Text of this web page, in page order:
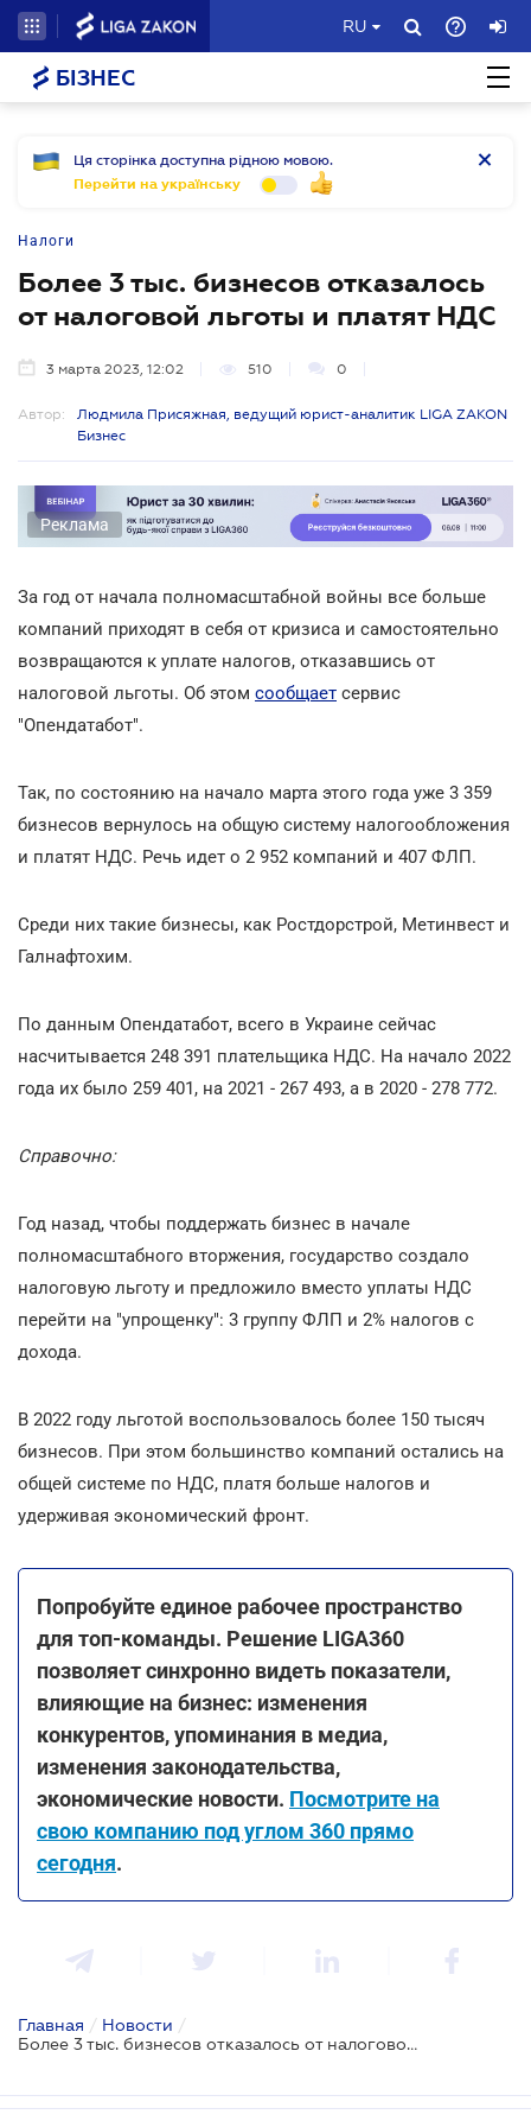
RU
БІЗНЕС
Ця сторінка доступна рідною мовою.
Перейти на українську
Налоги
Более 3 тыс. бизнесов отказалось
от налоговой льготы и платят НДС
3 марта 2023, 12:02 510 0
Автор:
Людмила Присяжная, ведущий юрист-аналитик LIGA ZAKON
Бизнес
Реклама
За год от начала полномасштабной войны все больше
компаний приходят в себя от кризиса и самостоятельно
возвращаются к уплате налогов, отказавшись от
налоговой льготы. Об этом сообщает сервис
"Опендатабот".
Так, по состоянию на начало марта этого года уже 3 359
бизнесов вернулось на общую систему налогообложения
и платят НДС. Речь идет о 2 952 компаний и 407 ФЛП.
Среди них такие бизнесы, как Ростдорстрой, Метинвест и
Галнафтохим.
По данным Опендатабот, всего в Украине сейчас
насчитывается 248 391 плательщика НДС. На начало 2022
года их было 259 401, на 2021 - 267 493, а в 2020 - 278 772.
Справочно:
Год назад, чтобы поддержать бизнес в начале
полномасштабного вторжения, государство создало
налоговую льготу и предложило вместо уплаты НДС
перейти на "упрощенку": 3 группу ФЛП и 2% налогов с
дохода.
В 2022 году льготой воспользовалось более 150 тысяч
бизнесов. При этом большинство компаний остались на
общей системе по НДС, платя больше налогов и
удерживая экономический фронт.
Попробуйте единое рабочее пространство
для топ-команды. Решение LIGA360
позволяет синхронно видеть показатели,
влияющие на бизнес: изменения
конкурентов, упоминания в медиа,
изменения законодательства,
экономические новости. Посмотрите на
свою компанию под углом 360 прямо
сегодня.
Главная / Новости /
Более 3 тыс. бизнесов отказалось от налоговой льготы и платят НДС